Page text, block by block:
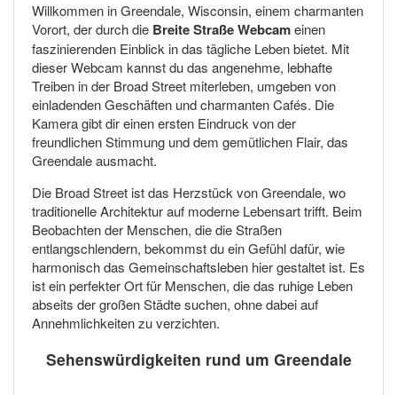
Willkommen in Greendale, Wisconsin, einem charmanten
Vorort, der durch die Breite Straße Webcameinen
faszinierenden Einblick in das tägliche Leben bietet. Mit
dieser Webcam kannst du das angenehme, lebhafte
Treiben in der Broad Street miterleben, umgeben von
einladenden Geschäften und charmanten Cafés. Die
Kamera gibt dir einen ersten Eindruck von der
freundlichen Stimmung und dem gemütlichen Flair, das
Greendale ausmacht.
Die Broad Street ist das Herzstück von Greendale, wo
traditionelle Architektur auf moderne Lebensart trifft. Beim
Beobachten der Menschen, die die Straßen
entlangschlendern, bekommst du ein Gefühl dafür, wie
harmonisch das Gemeinschaftsleben hier gestaltet ist. Es
ist ein perfekter Ort für Menschen, die das ruhige Leben
abseits der großen Städte suchen, ohne dabei auf
Annehmlichkeiten zu verzichten.
Sehenswürdigkeiten rund um Greendale